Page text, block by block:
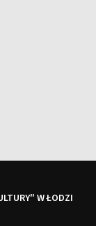
W ŁODZI